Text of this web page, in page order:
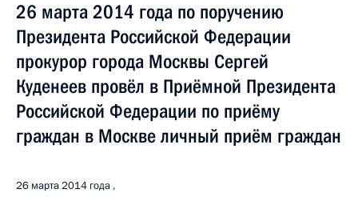
26 марта 2014 года по поручению
Президента Российской Федерации
прокурор города Москвы Сергей
Куденеев провёл в Приёмной Президента
Российской Федерации по приёму
граждан в Москве личный приём граждан
26 марта 2014 года